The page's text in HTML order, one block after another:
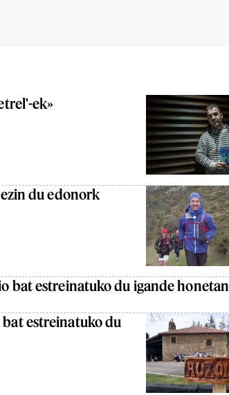
ek»
du edonork
bat estreinatuko du igande honetan
estreinatuko du